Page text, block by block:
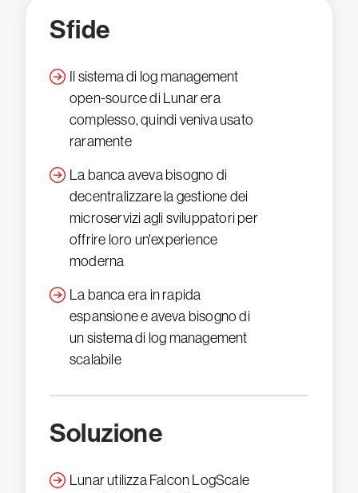
Sfide
Il sistema di log management
open-source di Lunar era
complesso, quindi veniva usato
raramente
La banca aveva bisogno di
decentralizzare la gestione dei
microservizi agli sviluppatori per
offrire loro un'experience
moderna
La banca era in rapida
espansione e aveva bisogno di
un sistema di log management
scalabile
Soluzione
Lunar utilizza Falcon LogScale